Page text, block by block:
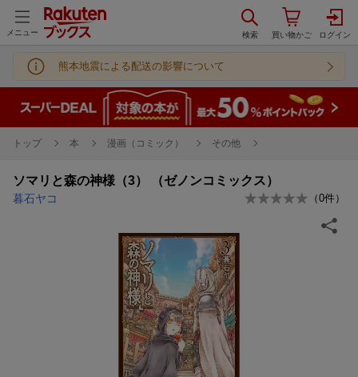
メニュー
熊本地震による配送の影響について
トップ 本 漫画（コミック） その他
ソマリと森の神様（3） （ゼノンコミックス）
暮石ヤコ （0件）